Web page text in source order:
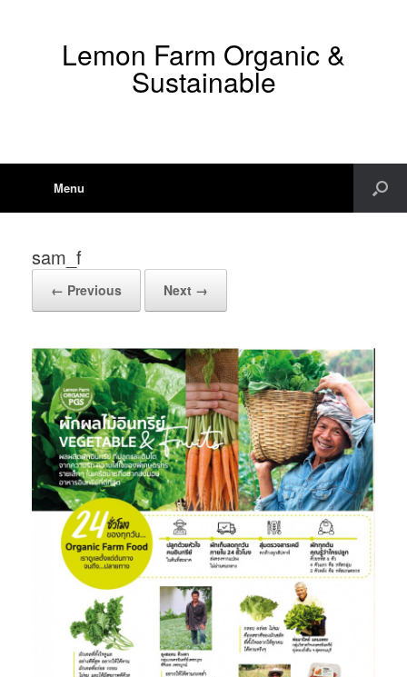
Lemon Farm Organic &
Sustainable
Menu
sam_f
← Previous Next →